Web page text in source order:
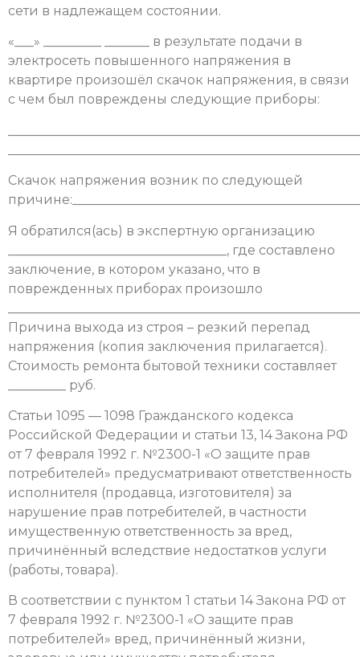
сети в надлежащем состоянии.
«___» _________ _______ в результате подачи в
электросеть повышенного напряжения в
квартире произошёл скачок напряжения, в связи
с чем был повреждены следующие приборы:
Скачок напряжения возник по следующей
Я обратился(ась) в экспертную организацию
__________________________________, где составлено
заключение, в котором указано, что в
поврежденных приборах произошло
Причина выхода из строя – резкий перепад
напряжения (копия заключения прилагается).
Стоимость ремонта бытовой техники составляет
_________ руб.
Статьи 1095 — 1098 Гражданского кодекса
Российской Федерации и статьи 13, 14 Закона РФ
от 7 февраля 1992 г. №2300-1 «О защите прав
потребителей» предусматривают ответственность
исполнителя (продавца, изготовителя) за
нарушение прав потребителей, в частности
имущественную ответственность за вред,
причинённый вследствие недостатков услуги
(работы, товара).
В соответствии с пунктом 1 статьи 14 Закона РФ от
7 февраля 1992 г. №2300-1 «О защите прав
потребителей» вред, причинённый жизни,